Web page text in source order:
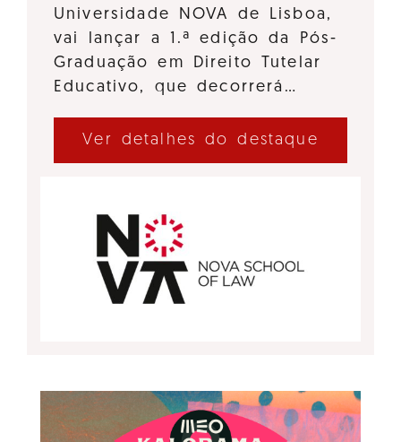
Universidade NOVA de Lisboa,
vai lançar a 1.ª edição da Pós-
Graduação em Direito Tutelar
Educativo, que decorrerá…
Ver detalhes do destaque